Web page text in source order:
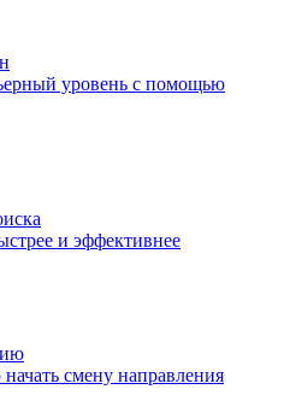
уровень с помощью
и эффективнее
смену направления